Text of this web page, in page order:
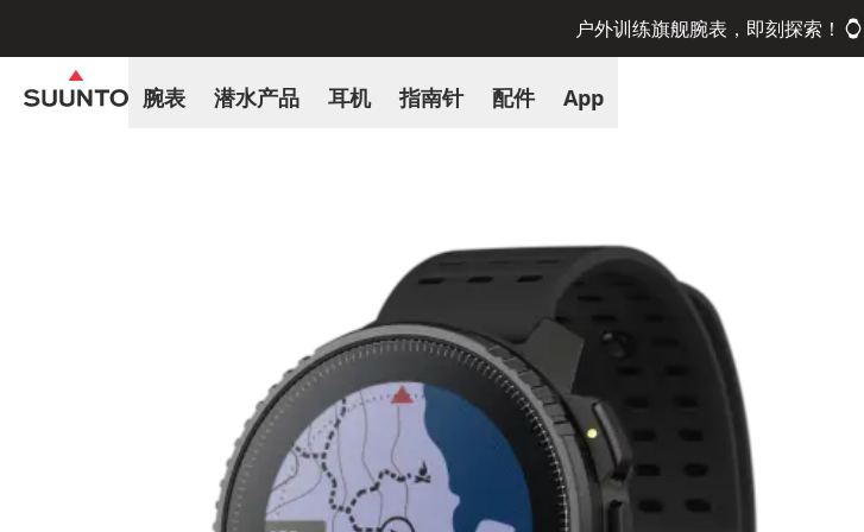
户外训练旗舰腕表，即刻探索！
腕表 潜水产品 耳机 指南针 配件 App